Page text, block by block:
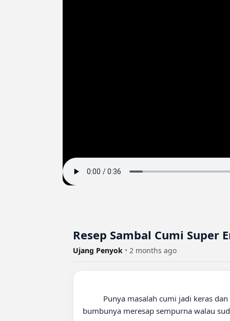
Resep Sambal Cumi Super
Ujang Penyok • 2 months ago
bumbunya meresap sempurna walau